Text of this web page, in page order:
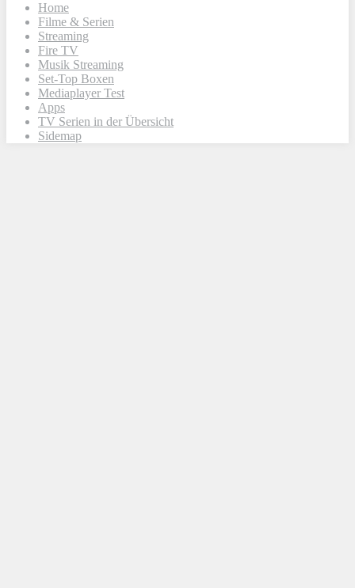
Home
Filme & Serien
Streaming
Fire TV
Musik Streaming
Set-Top Boxen
Mediaplayer Test
Apps
TV Serien in der Übersicht
Sidemap